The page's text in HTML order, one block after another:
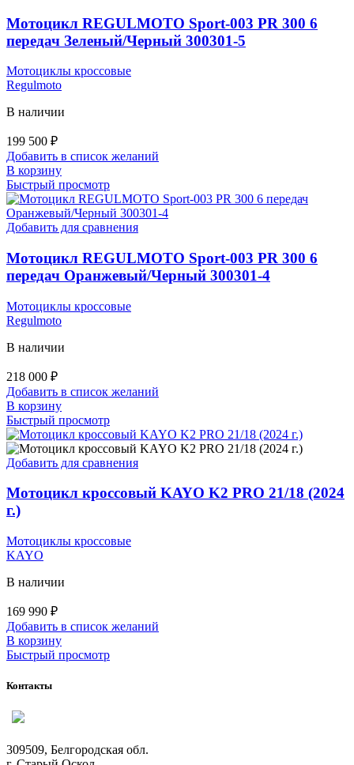
Мотоцикл REGULMOTO Sport-003 PR 300 6
передач Зеленый/Черный 300301-5
Мотоциклы кроссовые
Regulmoto
В наличии
199 500 ₽
Добавить в список желаний
В корзину
Быстрый просмотр
Добавить для сравнения
Мотоцикл REGULMOTO Sport-003 PR 300 6
передач Оранжевый/Черный 300301-4
Мотоциклы кроссовые
Regulmoto
В наличии
218 000 ₽
Добавить в список желаний
В корзину
Быстрый просмотр
Добавить для сравнения
Мотоцикл кроссовый KAYO K2 PRO 21/18 (2024
г.)
Мотоциклы кроссовые
KAYO
В наличии
169 990 ₽
Добавить в список желаний
В корзину
Быстрый просмотр
Контакты
309509, Белгородская обл.